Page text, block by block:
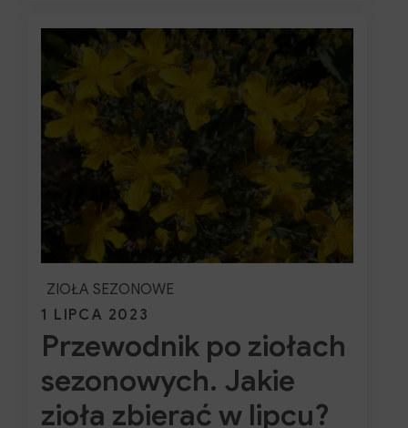
naturalne
sekrety
domowej
apteczki
ZIOŁA SEZONOWE
Posted
on
1 LIPCA 2023
Przewodnik po ziołach
sezonowych. Jakie
zioła zbierać w lipcu?